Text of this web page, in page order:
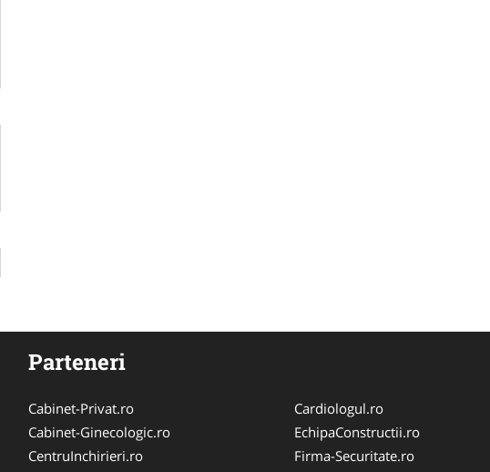
Parteneri
Cabinet-Privat.ro
Cabinet-Ginecologic.ro
CentruInchirieri.ro
Cardiologul.ro
EchipaConstructii.ro
Firma-Securitate.ro